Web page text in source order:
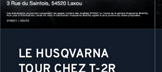
LE HUSQVARNA